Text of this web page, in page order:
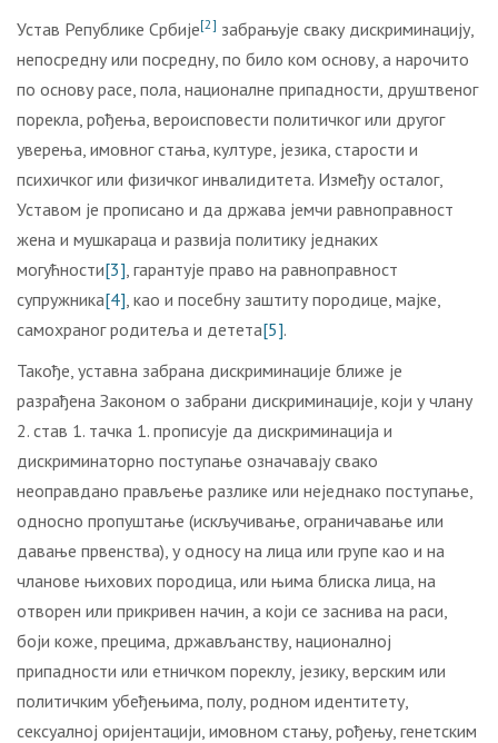
Устав Републике Србије[2] забрањује сваку дискриминацију,
непосредну или посредну, по било ком основу, а нарочито
по основу расе, пола, националне припадности, друштвеног
порекла, рођења, вероисповести политичког или другог
уверења, имовног стања, културе, језика, старости и
психичког или физичког инвалидитета. Између осталог,
Уставом је прописано и да држава јемчи равноправност
жена и мушкараца и развија политику једнаких
могућности[3], гарантује право на равноправност
супружника[4], као и посебну заштиту породице, мајке,
самохраног родитеља и детета[5].
Такође, уставна забрана дискриминације ближе је
разрађена Законом о забрани дискриминације, који у члану
2. став 1. тачка 1. прописује да дискриминација и
дискриминаторно поступање означавају свако
неоправдано прављење разлике или неједнако поступање,
односно пропуштање (искључивање, ограничавање или
давање првенства), у односу на лица или групе као и на
чланове њихових породица, или њима блиска лица, на
отворен или прикривен начин, а који се заснива на раси,
боји коже, прецима, држављанству, националној
припадности или етничком пореклу, језику, верским или
политичким убеђењима, полу, родном идентитету,
сексуалној оријентацији, имовном стању, рођењу, генетским